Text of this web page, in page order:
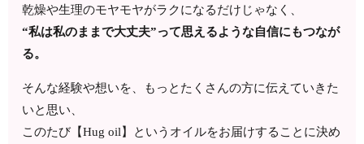
乾燥や生理のモヤモヤがラクになるだけじゃなく、
“私は私のままで大丈夫”って思えるような自信にもつなが
る。
そんな経験や想いを、もっとたくさんの方に伝えていきた
いと思い、
このたび【Hug oil】というオイルをお届けすることに決め